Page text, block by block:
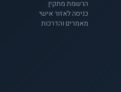
הרשמת מתקין
כניסה לאזור אישי
מאמרים והדרכות